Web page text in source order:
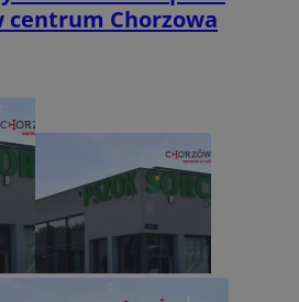
centrum Chorzowa